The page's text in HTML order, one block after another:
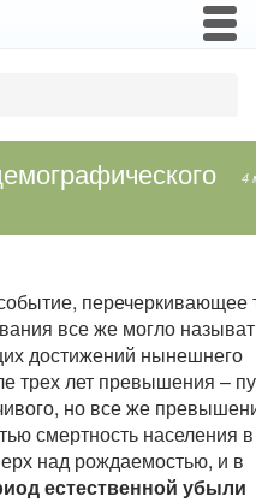
4
перечеркивающее
все же могло
достижений нынешнего
трех лет превышения –
но все же
смертность населения в
над рождаемостью, и в
естественной убыли